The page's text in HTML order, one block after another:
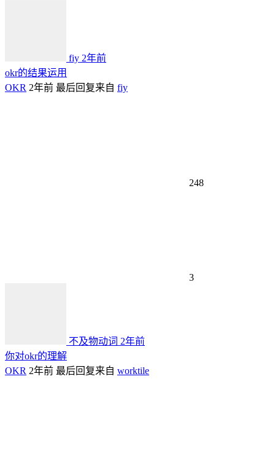
fiy 2年前
okr的结果运用
OKR 2年前 最后回复来自 fiy
248
3
不及物动词 2年前
你对okr的理解
OKR 2年前 最后回复来自 worktile